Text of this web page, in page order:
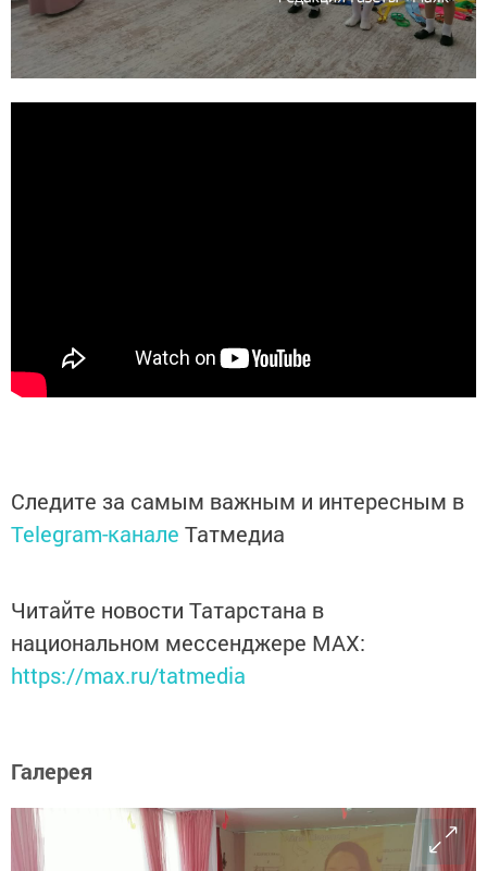
Следите за самым важным и интересным в
Telegram-канале Татмедиа
Читайте новости Татарстана в
национальном мессенджере MАХ:
https://max.ru/tatmedia
Галерея